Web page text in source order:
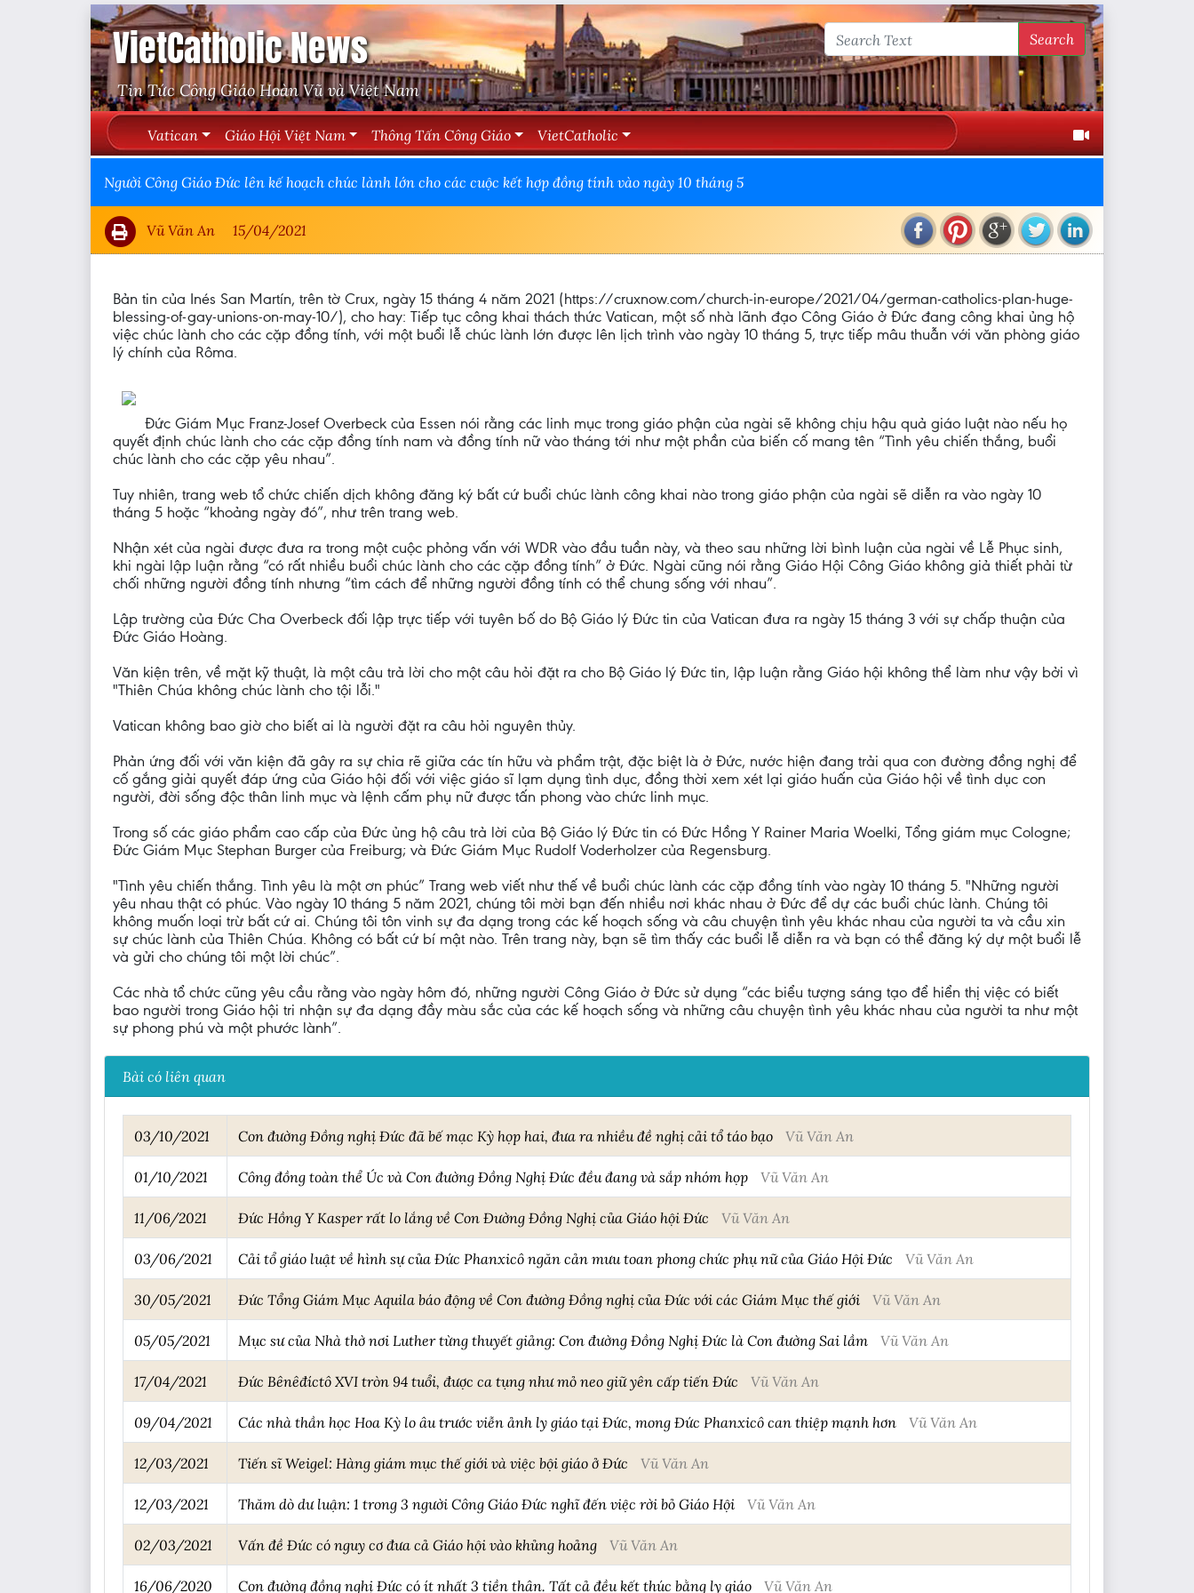
VietCatholic News
Tin Tức Công Giáo Hoàn Vũ và Việt Nam
Search
Vatican Giáo Hội Việt Nam Thông Tấn Công Giáo VietCatholic
Người Công Giáo Đức lên kế hoạch chúc lành lớn cho các cuộc kết hợp đồng tính vào ngày 10 tháng 5
Vũ Văn An 15/04/2021
Bản tin của Inés San Martín, trên tờ Crux, ngày 15 tháng 4 năm 2021 (https://cruxnow.com/church-in-europe/2021/04/german-catholics-plan-huge-
blessing-of-gay-unions-on-may-10/), cho hay: Tiếp tục công khai thách thức Vatican, một số nhà lãnh đạo Công Giáo ở Đức đang công khai ủng hộ
việc chúc lành cho các cặp đồng tính, với một buổi lễ chúc lành lớn được lên lịch trình vào ngày 10 tháng 5, trực tiếp mâu thuẫn với văn phòng giáo
lý chính của Rôma.
Đức Giám Mục Franz-Josef Overbeck của Essen nói rằng các linh mục trong giáo phận của ngài sẽ không chịu hậu quả giáo luật nào nếu họ
quyết định chúc lành cho các cặp đồng tính nam và đồng tính nữ vào tháng tới như một phần của biến cố mang tên “Tình yêu chiến thắng, buổi
chúc lành cho các cặp yêu nhau”.
Tuy nhiên, trang web tổ chức chiến dịch không đăng ký bất cứ buổi chúc lành công khai nào trong giáo phận của ngài sẽ diễn ra vào ngày 10
tháng 5 hoặc “khoảng ngày đó”, như trên trang web.
Nhận xét của ngài được đưa ra trong một cuộc phỏng vấn với WDR vào đầu tuần này, và theo sau những lời bình luận của ngài về Lễ Phục sinh,
khi ngài lập luận rằng “có rất nhiều buổi chúc lành cho các cặp đồng tính” ở Đức. Ngài cũng nói rằng Giáo Hội Công Giáo không giả thiết phải từ
chối những người đồng tính nhưng “tìm cách để những người đồng tính có thể chung sống với nhau”.
Lập trường của Đức Cha Overbeck đối lập trực tiếp với tuyên bố do Bộ Giáo lý Đức tin của Vatican đưa ra ngày 15 tháng 3 với sự chấp thuận của
Đức Giáo Hoàng.
Văn kiện trên, về mặt kỹ thuật, là một câu trả lời cho một câu hỏi đặt ra cho Bộ Giáo lý Đức tin, lập luận rằng Giáo hội không thể làm như vậy bởi vì
"Thiên Chúa không chúc lành cho tội lỗi."
Vatican không bao giờ cho biết ai là người đặt ra câu hỏi nguyên thủy.
Phản ứng đối với văn kiện đã gây ra sự chia rẽ giữa các tín hữu và phẩm trật, đặc biệt là ở Đức, nước hiện đang trải qua con đường đồng nghị để
cố gắng giải quyết đáp ứng của Giáo hội đối với việc giáo sĩ lạm dụng tình dục, đồng thời xem xét lại giáo huấn của Giáo hội về tình dục con
người, đời sống độc thân linh mục và lệnh cấm phụ nữ được tấn phong vào chức linh mục.
Trong số các giáo phẩm cao cấp của Đức ủng hộ câu trả lời của Bộ Giáo lý Đức tin có Đức Hồng Y Rainer Maria Woelki, Tổng giám mục Cologne;
Đức Giám Mục Stephan Burger của Freiburg; và Đức Giám Mục Rudolf Voderholzer của Regensburg.
"Tình yêu chiến thắng. Tình yêu là một ơn phúc” Trang web viết như thế về buổi chúc lành các cặp đồng tính vào ngày 10 tháng 5. "Những người
yêu nhau thật có phúc. Vào ngày 10 tháng 5 năm 2021, chúng tôi mời bạn đến nhiều nơi khác nhau ở Đức để dự các buổi chúc lành. Chúng tôi
không muốn loại trừ bất cứ ai. Chúng tôi tôn vinh sự đa dạng trong các kế hoạch sống và câu chuyện tình yêu khác nhau của người ta và cầu xin
sự chúc lành của Thiên Chúa. Không có bất cứ bí mật nào. Trên trang này, bạn sẽ tìm thấy các buổi lễ diễn ra và bạn có thể đăng ký dự một buổi lễ
và gửi cho chúng tôi một lời chúc”.
Các nhà tổ chức cũng yêu cầu rằng vào ngày hôm đó, những người Công Giáo ở Đức sử dụng “các biểu tượng sáng tạo để hiển thị việc có biết
bao người trong Giáo hội tri nhận sự đa dạng đầy màu sắc của các kế hoạch sống và những câu chuyện tình yêu khác nhau của người ta như một
sự phong phú và một phước lành”.
Bài có liên quan
03/10/2021 Con đường Đồng nghị Đức đã bế mạc Kỳ họp hai, đưa ra nhiều đề nghị cải tổ táo bạo Vũ Văn An
01/10/2021 Công đồng toàn thể Úc và Con đường Đồng Nghị Đức đều đang và sắp nhóm họp Vũ Văn An
11/06/2021 Đức Hồng Y Kasper rất lo lắng về Con Đường Đồng Nghị của Giáo hội Đức Vũ Văn An
03/06/2021 Cải tổ giáo luật về hình sự của Đức Phanxicô ngăn cản mưu toan phong chức phụ nữ của Giáo Hội Đức Vũ Văn An
30/05/2021 Đức Tổng Giám Mục Aquila báo động về Con đường Đồng nghị của Đức với các Giám Mục thế giới Vũ Văn An
05/05/2021 Mục sư của Nhà thờ nơi Luther từng thuyết giảng: Con đường Đồng Nghị Đức là Con đường Sai lầm Vũ Văn An
17/04/2021 Đức Bênêđíctô XVI tròn 94 tuổi, được ca tụng như mỏ neo giữ yên cấp tiến Đức Vũ Văn An
09/04/2021 Các nhà thần học Hoa Kỳ lo âu trước viễn ảnh ly giáo tại Đức, mong Đức Phanxicô can thiệp mạnh hơn Vũ Văn An
12/03/2021 Tiến sĩ Weigel: Hàng giám mục thế giới và việc bội giáo ở Đức Vũ Văn An
12/03/2021 Thăm dò dư luận: 1 trong 3 người Công Giáo Đức nghĩ đến việc rời bỏ Giáo Hội Vũ Văn An
02/03/2021 Vấn đề Đức có nguy cơ đưa cả Giáo hội vào khủng hoảng Vũ Văn An
16/06/2020 Con đường đồng nghị Đức có ít nhất 3 tiền thân. Tất cả đều kết thúc bằng ly giáo Vũ Văn An